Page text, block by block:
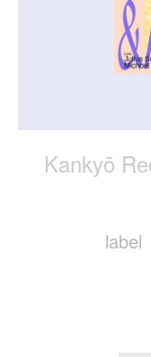
Kankyō
label